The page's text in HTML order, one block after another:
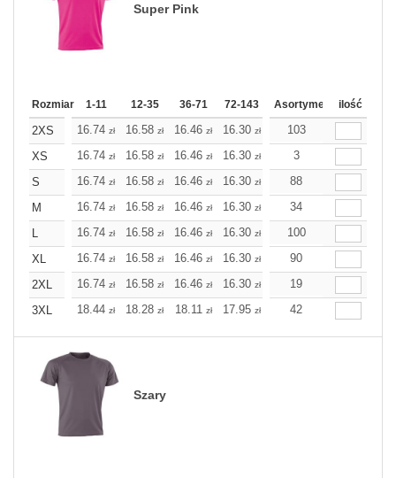
Super Pink
Rozmiar 1-11 12-35 36-71 72-143 144-287 288 Dodaj
Asortyment ilość
2XS 16.74 zł 16.58 zł 16.46 zł 16.30 zł 16.14zł
103
XS
16.74 zł 16.58 zł 16.46 zł 16.30 zł 16.14
3
S
16.74 zł 16.58 zł 16.46 zł 16.30 zł 16.14
88
M
16.74 zł 16.58 zł 16.46 zł 16.30 zł 16.14
34
L
16.74 zł 16.58 zł 16.46 zł 16.30 zł 16.14zł
100
XL
16.74 zł 16.58 zł 16.46 zł 16.30 zł 16.14
90
2XL
16.74 zł 16.58 zł 16.46 zł 16.30 zł 16.14
19
3XL
18.44 zł 18.28 zł 18.11 zł 17.95 zł 17.79
42
Szary